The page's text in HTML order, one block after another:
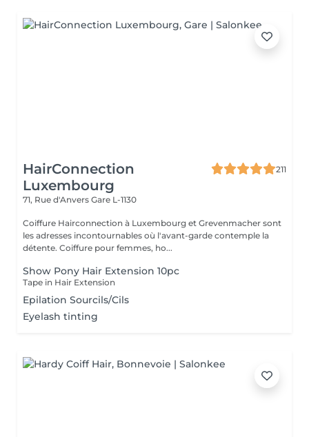
HairConnection
Luxembourg
211
71, Rue d'Anvers Gare L-1130
Coiffure Hairconnection à Luxembourg et Grevenmacher sont
les adresses incontournables où l'avant-garde contemple la
détente. Coiffure pour femmes, ho...
Show Pony Hair Extension 10pc
Tape in Hair Extension
Epilation Sourcils/Cils
Eyelash tinting